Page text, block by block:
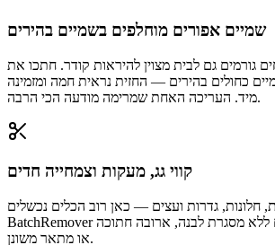
שמיים אפורים מוחלפים בשמיים בהירים
גורמים גם לבית מצוין להיראות קודר. חתכו את
כחולים בהירים — החזית נראית חמה ומזמינה
מיד. העריכה האחת שמרימה מודעה הכי הרבה.
קווי גג, מעקות וצמחייה חדים
חלונות, גדרות ועצים — כאן רוב הכלים נכשלים.
BatchRemover שומר על קצוות עדינים ללא מסגרת לבנה, ארובה חתוכה
או מתאר משונן.